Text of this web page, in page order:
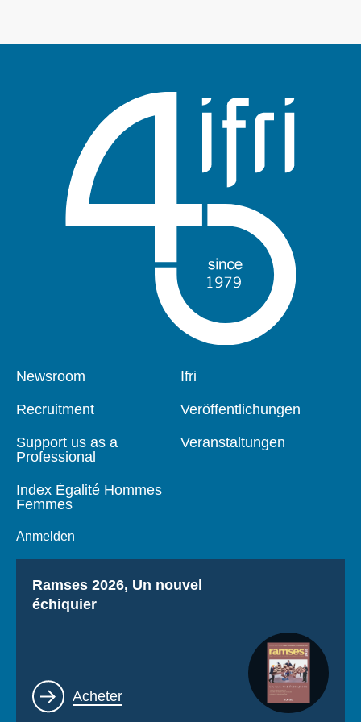
Unterstützen Sie uns
Pied
Newsroom
Recruitment
Support us as a
Professional
Index Égalité Hommes
Femmes
Anmelden
Navigation
Ifri
Veröffentlichungen
Veranstaltungen
Titre
Ramses 2026, Un nouvel
échiquier
Lien
Acheter